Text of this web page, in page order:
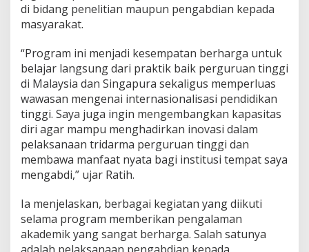
u
e
m
i
T
n
g
k
a
t
k
n
M
u
t
di bidang penelitian maupun pengabdian kepada
masyarakat.
“Program ini menjadi kesempatan berharga untuk
belajar langsung dari praktik baik perguruan tinggi
di Malaysia dan Singapura sekaligus memperluas
wawasan mengenai internasionalisasi pendidikan
tinggi. Saya juga ingin mengembangkan kapasitas
diri agar mampu menghadirkan inovasi dalam
pelaksanaan tridarma perguruan tinggi dan
membawa manfaat nyata bagi institusi tempat saya
mengabdi,” ujar Ratih.
Ia menjelaskan, berbagai kegiatan yang diikuti
selama program memberikan pengalaman
akademik yang sangat berharga. Salah satunya
adalah pelaksanaan pengabdian kepada